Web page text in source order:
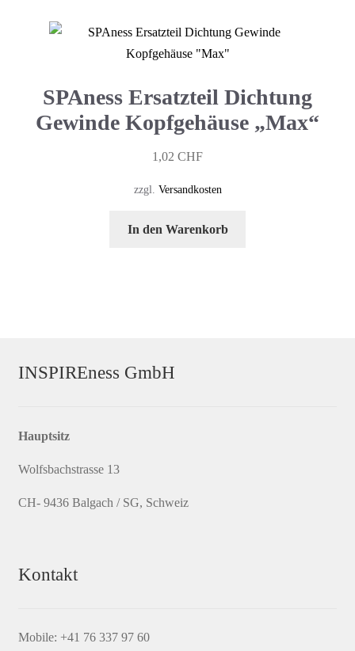
SPAness Ersatzteil Dichtung
Gewinde Kopfgehäuse „Max“
1,02 CHF
zzgl. Versandkosten
In den Warenkorb
INSPIREness GmbH
Hauptsitz
Wolfsbachstrasse 13
CH- 9436 Balgach / SG, Schweiz
Kontakt
Mobile: +41 76 337 97 60